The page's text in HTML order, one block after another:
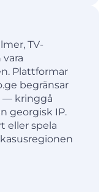
TV-
Plattformar
begränsar
— kringgå
georgisk IP.
eller spela